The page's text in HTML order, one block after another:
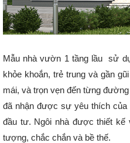
Mẫu nhà vườn 1 tầng lầu sử
khỏe khoắn, trẻ trung và gần
mái, và trọn vẹn đến từng
đã nhận được sự yêu thích của
đầu tư. Ngôi nhà được thiết kế
tượng, chắc chắn và bề thế.